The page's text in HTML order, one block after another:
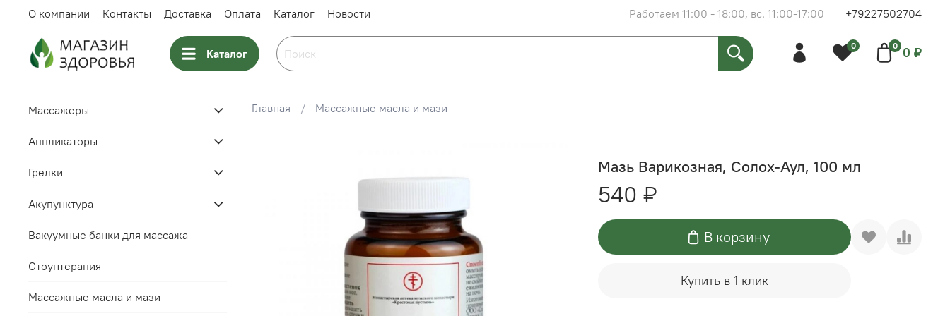
О компании Контакты Доставка Оплата Каталог Новости Работаем 11:00 - 18:00, вс. 11:00-17:00 +79227502704
Каталог
0 0 0 ₽
Главная Массажные масла и мази
Мазь Варикозная, Солох-Аул, 100 мл
540 ₽
В корзину
Купить в 1 клик
Массажеры
Аппликаторы
Грелки
Акупунктура
Вакуумные банки для массажа
Стоунтерапия
Массажные масла и мази